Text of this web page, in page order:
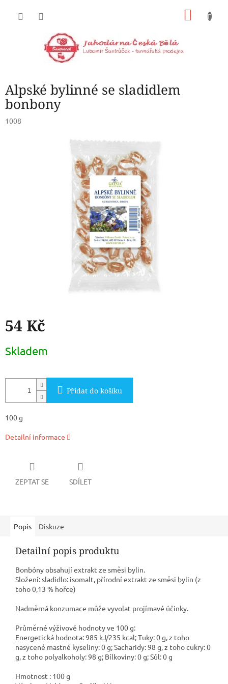
Alpské bylinné se sladidlem
bonbony
1008
54 Kč
cena:
Skladem
Přidat do košíku
100 g
Detailní informace
ZEPTAT SE SDÍLET
Popis Diskuze
Detailní popis produktu
Bonbóny obsahují extrakt ze směsi bylin.
Složení: sladidlo: isomalt, přírodní extrakt ze směsi bylin (z
toho 0,13 % hořce)
Nadměrná konzumace může vyvolat projímavé účinky.
Průměrné výživové hodnoty ve 100 g:
Energetická hodnota: 985 kJ/235 kcal; Tuky: 0 g, z toho
nasycené mastné kyseliny: 0 g; Sacharidy: 98 g, z toho cukry: 0
g, z toho polyalkoholy: 98 g; Bílkoviny: 0 g; Sůl: 0 g
Hmotnost : 100 g